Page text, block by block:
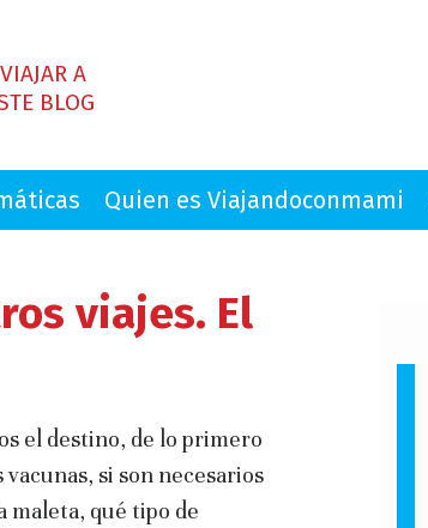
A
BLOG
Quien es Viajandoconmami
viajes. El
el destino, de lo primero
si son necesarios
maleta, qué tipo de